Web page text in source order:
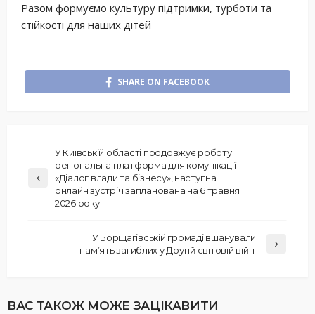
Разом формуємо культуру підтримки, турботи та
стійкості для наших дітей
SHARE ON FACEBOOK
У Київській області продовжує роботу
регіональна платформа для комунікації
«Діалог влади та бізнесу», наступна
онлайн зустріч запланована на 6 травня
2026 року
У Борщагівській громаді вшанували
пам’ять загиблих у Другій світовій війні
ВАС ТАКОЖ МОЖЕ ЗАЦІКАВИТИ